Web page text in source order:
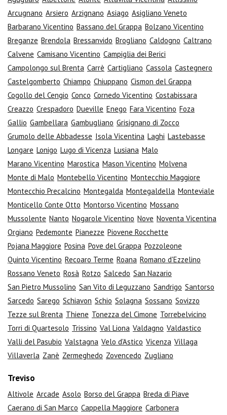
Arcugnano Arsiero Arzignano Asiago Asigliano Veneto
Barbarano Vicentino Bassano del Grappa Bolzano Vicentino
Breganze Brendola Bressanvido Brogliano Caldogno Caltrano
Calvene Camisano Vicentino Campiglia dei Berici
Campolongo sul Brenta Carrè Cartigliano Cassola Castegnero
Castelgomberto Chiampo Chiuppano Cismon del Grappa
Cogollo del Cengio Conco Cornedo Vicentino Costabissara
Creazzo Crespadoro Dueville Enego Fara Vicentino Foza
Gallio Gambellara Gambugliano Grisignano di Zocco
Grumolo delle Abbadesse Isola Vicentina Laghi Lastebasse
Longare Lonigo Lugo di Vicenza Lusiana Malo
Marano Vicentino Marostica Mason Vicentino Molvena
Monte di Malo Montebello Vicentino Montecchio Maggiore
Montecchio Precalcino Montegalda Montegaldella Monteviale
Monticello Conte Otto Montorso Vicentino Mossano
Mussolente Nanto Nogarole Vicentino Nove Noventa Vicentina
Orgiano Pedemonte Pianezze Piovene Rocchette
Pojana Maggiore Posina Pove del Grappa Pozzoleone
Quinto Vicentino Recoaro Terme Roana Romano d'Ezzelino
Rossano Veneto Rosà Rotzo Salcedo San Nazario
San Pietro Mussolino San Vito di Leguzzano Sandrigo Santorso
Sarcedo Sarego Schiavon Schio Solagna Sossano Sovizzo
Tezze sul Brenta Thiene Tonezza del Cimone Torrebelvicino
Torri di Quartesolo Trissino Val Liona Valdagno Valdastico
Valli del Pasubio Valstagna Velo d'Astico Vicenza Villaga
Villaverla Zanè Zermeghedo Zovencedo Zugliano
Treviso
Altivole Arcade Asolo Borso del Grappa Breda di Piave
Caerano di San Marco Cappella Maggiore Carbonera